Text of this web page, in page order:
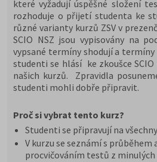
které vyžadují úspěšné složení
rozhoduje o přijetí studenta ke
různé varianty kurzů ZSV v
SCIO NSZ jsou vypisovány na
vypsané termíny shodují a
studenti se hlásí ke zkoušce
našich kurzů. Zpravidla
studenti mohli dobře připravit.
Proč si vybrat tento kurz?
Studenti se připravují na
V kurzu se seznámí s průběhem
procvičováním testů z